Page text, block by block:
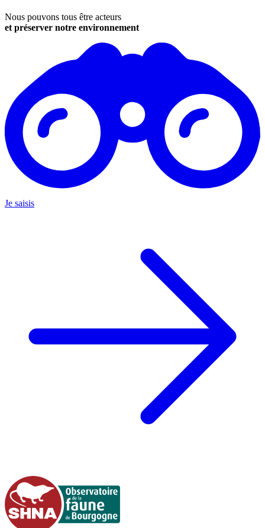
Nous pouvons tous être acteurs
et préserver notre environnement
Je saisis